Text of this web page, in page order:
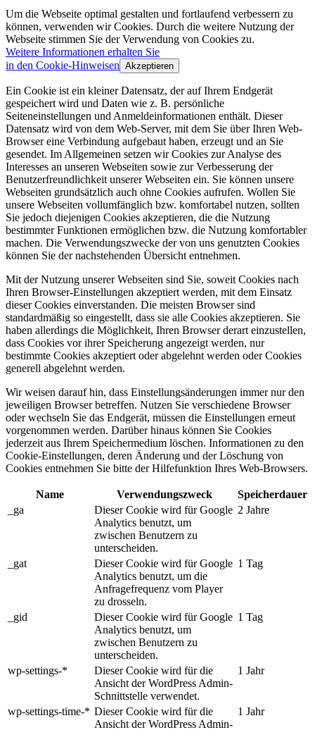
Um die Webseite optimal gestalten und fortlaufend verbessern zu
können, verwenden wir Cookies. Durch die weitere Nutzung der
Webseite stimmen Sie der Verwendung von Cookies zu.
Weitere Informationen erhalten Sie
in den Cookie-Hinweisen Akzeptieren
Ein Cookie ist ein kleiner Datensatz, der auf Ihrem Endgerät
gespeichert wird und Daten wie z. B. persönliche
Seiteneinstellungen und Anmeldeinformationen enthält. Dieser
Datensatz wird von dem Web-Server, mit dem Sie über Ihren Web-
Browser eine Verbindung aufgebaut haben, erzeugt und an Sie
gesendet. Im Allgemeinen setzen wir Cookies zur Analyse des
Interesses an unseren Webseiten sowie zur Verbesserung der
Benutzerfreundlichkeit unserer Webseiten ein. Sie können unsere
Webseiten grundsätzlich auch ohne Cookies aufrufen. Wollen Sie
unsere Webseiten vollumfänglich bzw. komfortabel nutzen, sollten
Sie jedoch diejenigen Cookies akzeptieren, die die Nutzung
bestimmter Funktionen ermöglichen bzw. die Nutzung komfortabler
machen. Die Verwendungszwecke der von uns genutzten Cookies
können Sie der nachstehenden Übersicht entnehmen.
Mit der Nutzung unserer Webseiten sind Sie, soweit Cookies nach
Ihren Browser-Einstellungen akzeptiert werden, mit dem Einsatz
dieser Cookies einverstanden. Die meisten Browser sind
standardmäßig so eingestellt, dass sie alle Cookies akzeptieren. Sie
haben allerdings die Möglichkeit, Ihren Browser derart einzustellen,
dass Cookies vor ihrer Speicherung angezeigt werden, nur
bestimmte Cookies akzeptiert oder abgelehnt werden oder Cookies
generell abgelehnt werden.
Wir weisen darauf hin, dass Einstellungsänderungen immer nur den
jeweiligen Browser betreffen. Nutzen Sie verschiedene Browser
oder wechseln Sie das Endgerät, müssen die Einstellungen erneut
vorgenommen werden. Darüber hinaus können Sie Cookies
jederzeit aus Ihrem Speichermedium löschen. Informationen zu den
Cookie-Einstellungen, deren Änderung und der Löschung von
Cookies entnehmen Sie bitte der Hilfefunktion Ihres Web-Browsers.
Name Verwendungszweck
Speicherdauer
_ga
Dieser Cookie wird für Google
Analytics benutzt, um
zwischen Benutzern zu
unterscheiden.
2 Jahre
_gat
Dieser Cookie wird für Google
Analytics benutzt, um die
Anfragefrequenz vom Player
zu drosseln.
1 Tag
_gid
Dieser Cookie wird für Google
Analytics benutzt, um
zwischen Benutzern zu
unterscheiden.
1 Tag
wp-settings-*
Dieser Cookie wird für die
Ansicht der WordPress Admin-
Schnittstelle verwendet.
1 Jahr
wp-settings-time-* Dieser Cookie wird für die
Ansicht der WordPress Admin-
1 Jahr